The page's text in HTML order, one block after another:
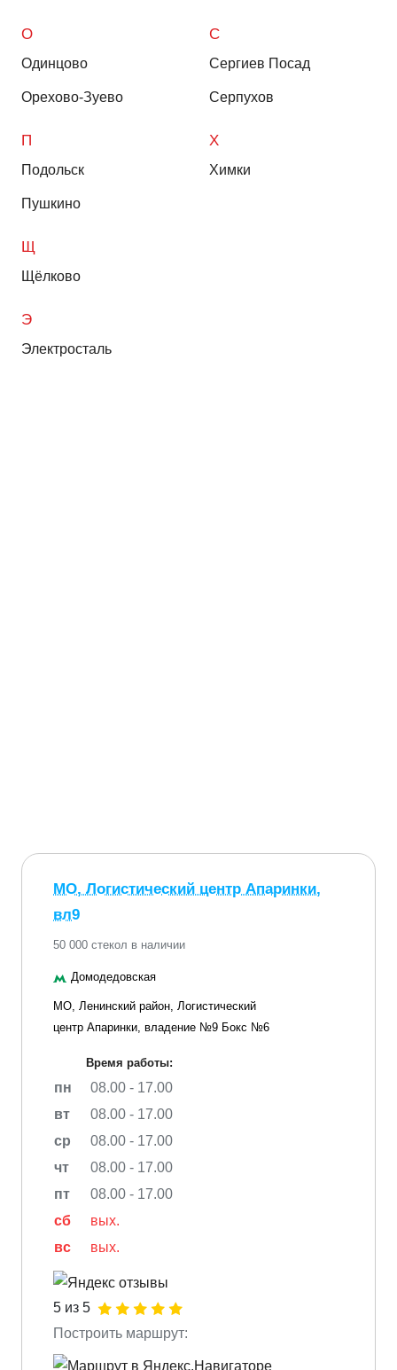
О
Одинцово
Орехово-Зуево
П
Подольск
Пушкино
С
Сергиев Посад
Серпухов
Х
Химки
Щ
Щёлково
Э
Электросталь
МО, Логистический центр Апаринки,
вл9
50 000 стекол в наличии
Домодедовская
МО, Ленинский район, Логистический
центр Апаринки, владение №9 Бокс №6
Время работы:
пн
08.00 - 17.00
вт
08.00 - 17.00
ср
08.00 - 17.00
чт
08.00 - 17.00
пт
08.00 - 17.00
сб
вых.
вс
вых.
5 из 5
Построить маршрут: